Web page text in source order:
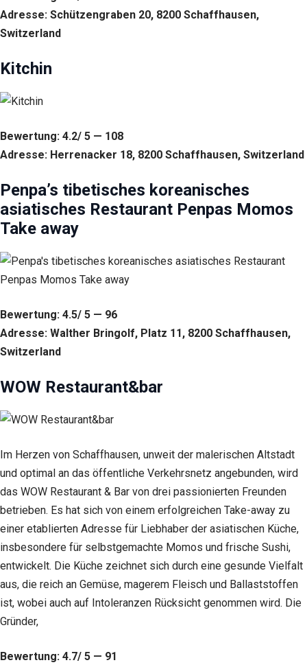
Adresse: Schützengraben 20, 8200 Schaffhausen,
Switzerland
Kitchin
Bewertung: 4.2/ 5 — 108
Adresse: Herrenacker 18, 8200 Schaffhausen, Switzerland
Penpa’s tibetisches koreanisches
asiatisches Restaurant Penpas Momos
Take away
Bewertung: 4.5/ 5 — 96
Adresse: Walther Bringolf, Platz 11, 8200 Schaffhausen,
Switzerland
WOW Restaurant&bar
Im Herzen von Schaffhausen, unweit der malerischen Altstadt
und optimal an das öffentliche Verkehrsnetz angebunden, wird
das WOW Restaurant & Bar von drei passionierten Freunden
betrieben. Es hat sich von einem erfolgreichen Take-away zu
einer etablierten Adresse für Liebhaber der asiatischen Küche,
insbesondere für selbstgemachte Momos und frische Sushi,
entwickelt. Die Küche zeichnet sich durch eine gesunde Vielfalt
aus, die reich an Gemüse, magerem Fleisch und Ballaststoffen
ist, wobei auch auf Intoleranzen Rücksicht genommen wird. Die
Gründer,
Bewertung: 4.7/ 5 — 91